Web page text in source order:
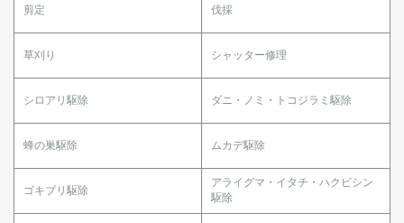
剪定 伐採
草刈り シャッター修理
シロアリ駆除 ダニ・ノミ・トコジラミ駆除
蜂の巣駆除 ムカデ駆除
ゴキブリ駆除
アライグマ・イタチ・ハクビシン
駆除